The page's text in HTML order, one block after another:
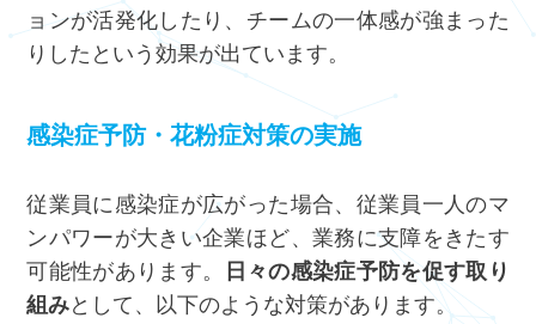
ョンが活発化したり、チームの一体感が強まった
りしたという効果が出ています。
感染症予防・花粉症対策の実施
従業員に感染症が広がった場合、従業員一人のマ
ンパワーが大きい企業ほど、業務に支障をきたす
可能性があります。
日々の感染症予防を促す取り
組みとして、以下のような対策があります。